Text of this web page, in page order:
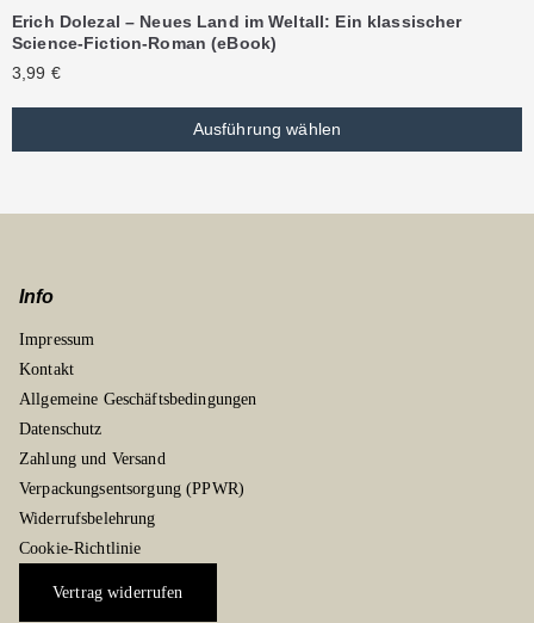
Erich Dolezal – Neues Land im Weltall: Ein klassischer
Science-Fiction-Roman (eBook)
3,99 €
Ausführung wählen
Info
Impressum
Kontakt
Allgemeine Geschäftsbedingungen
Datenschutz
Zahlung und Versand
Verpackungsentsorgung (PPWR)
Widerrufsbelehrung
Cookie-Richtlinie
Vertrag widerrufen